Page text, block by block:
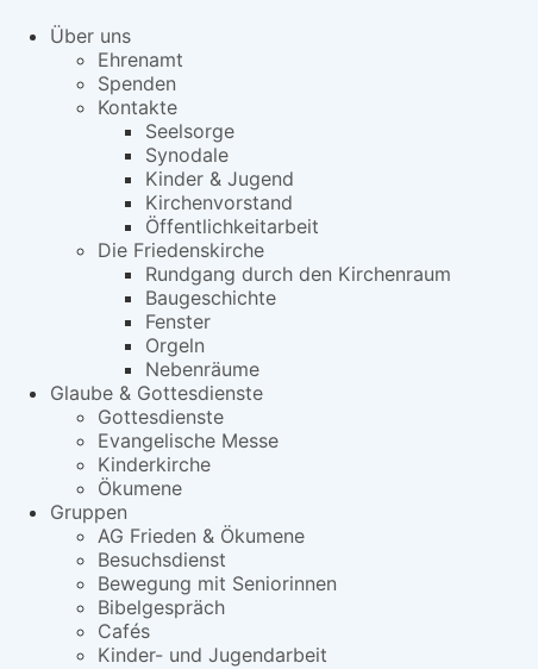
Über uns
Ehrenamt
Spenden
Kontakte
Seelsorge
Synodale
Kinder & Jugend
Kirchenvorstand
Öffentlichkeitarbeit
Die Friedenskirche
Rundgang durch den Kirchenraum
Baugeschichte
Fenster
Orgeln
Nebenräume
Glaube & Gottesdienste
Gottesdienste
Evangelische Messe
Kinderkirche
Ökumene
Gruppen
AG Frieden & Ökumene
Besuchsdienst
Bewegung mit Seniorinnen
Bibelgespräch
Cafés
Kinder- und Jugendarbeit